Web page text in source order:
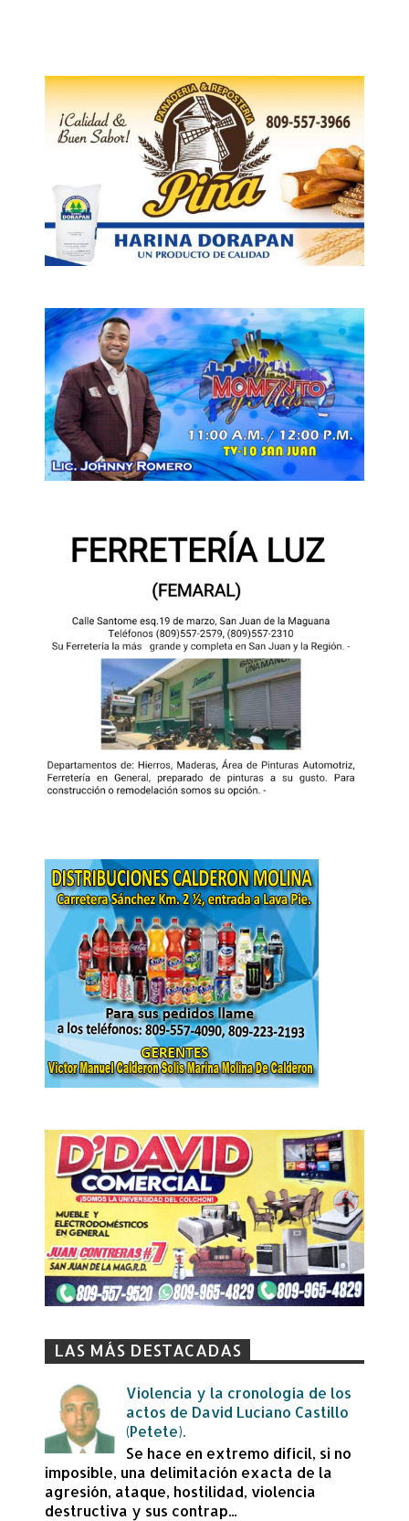
LAS MÁS DESTACADAS
Violencia y la cronología de los
actos de David Luciano Castillo
(Petete).
Se hace en extremo difícil, si no
imposible, una delimitación exacta de la
agresión, ataque, hostilidad, violencia
destructiva y sus contrap...